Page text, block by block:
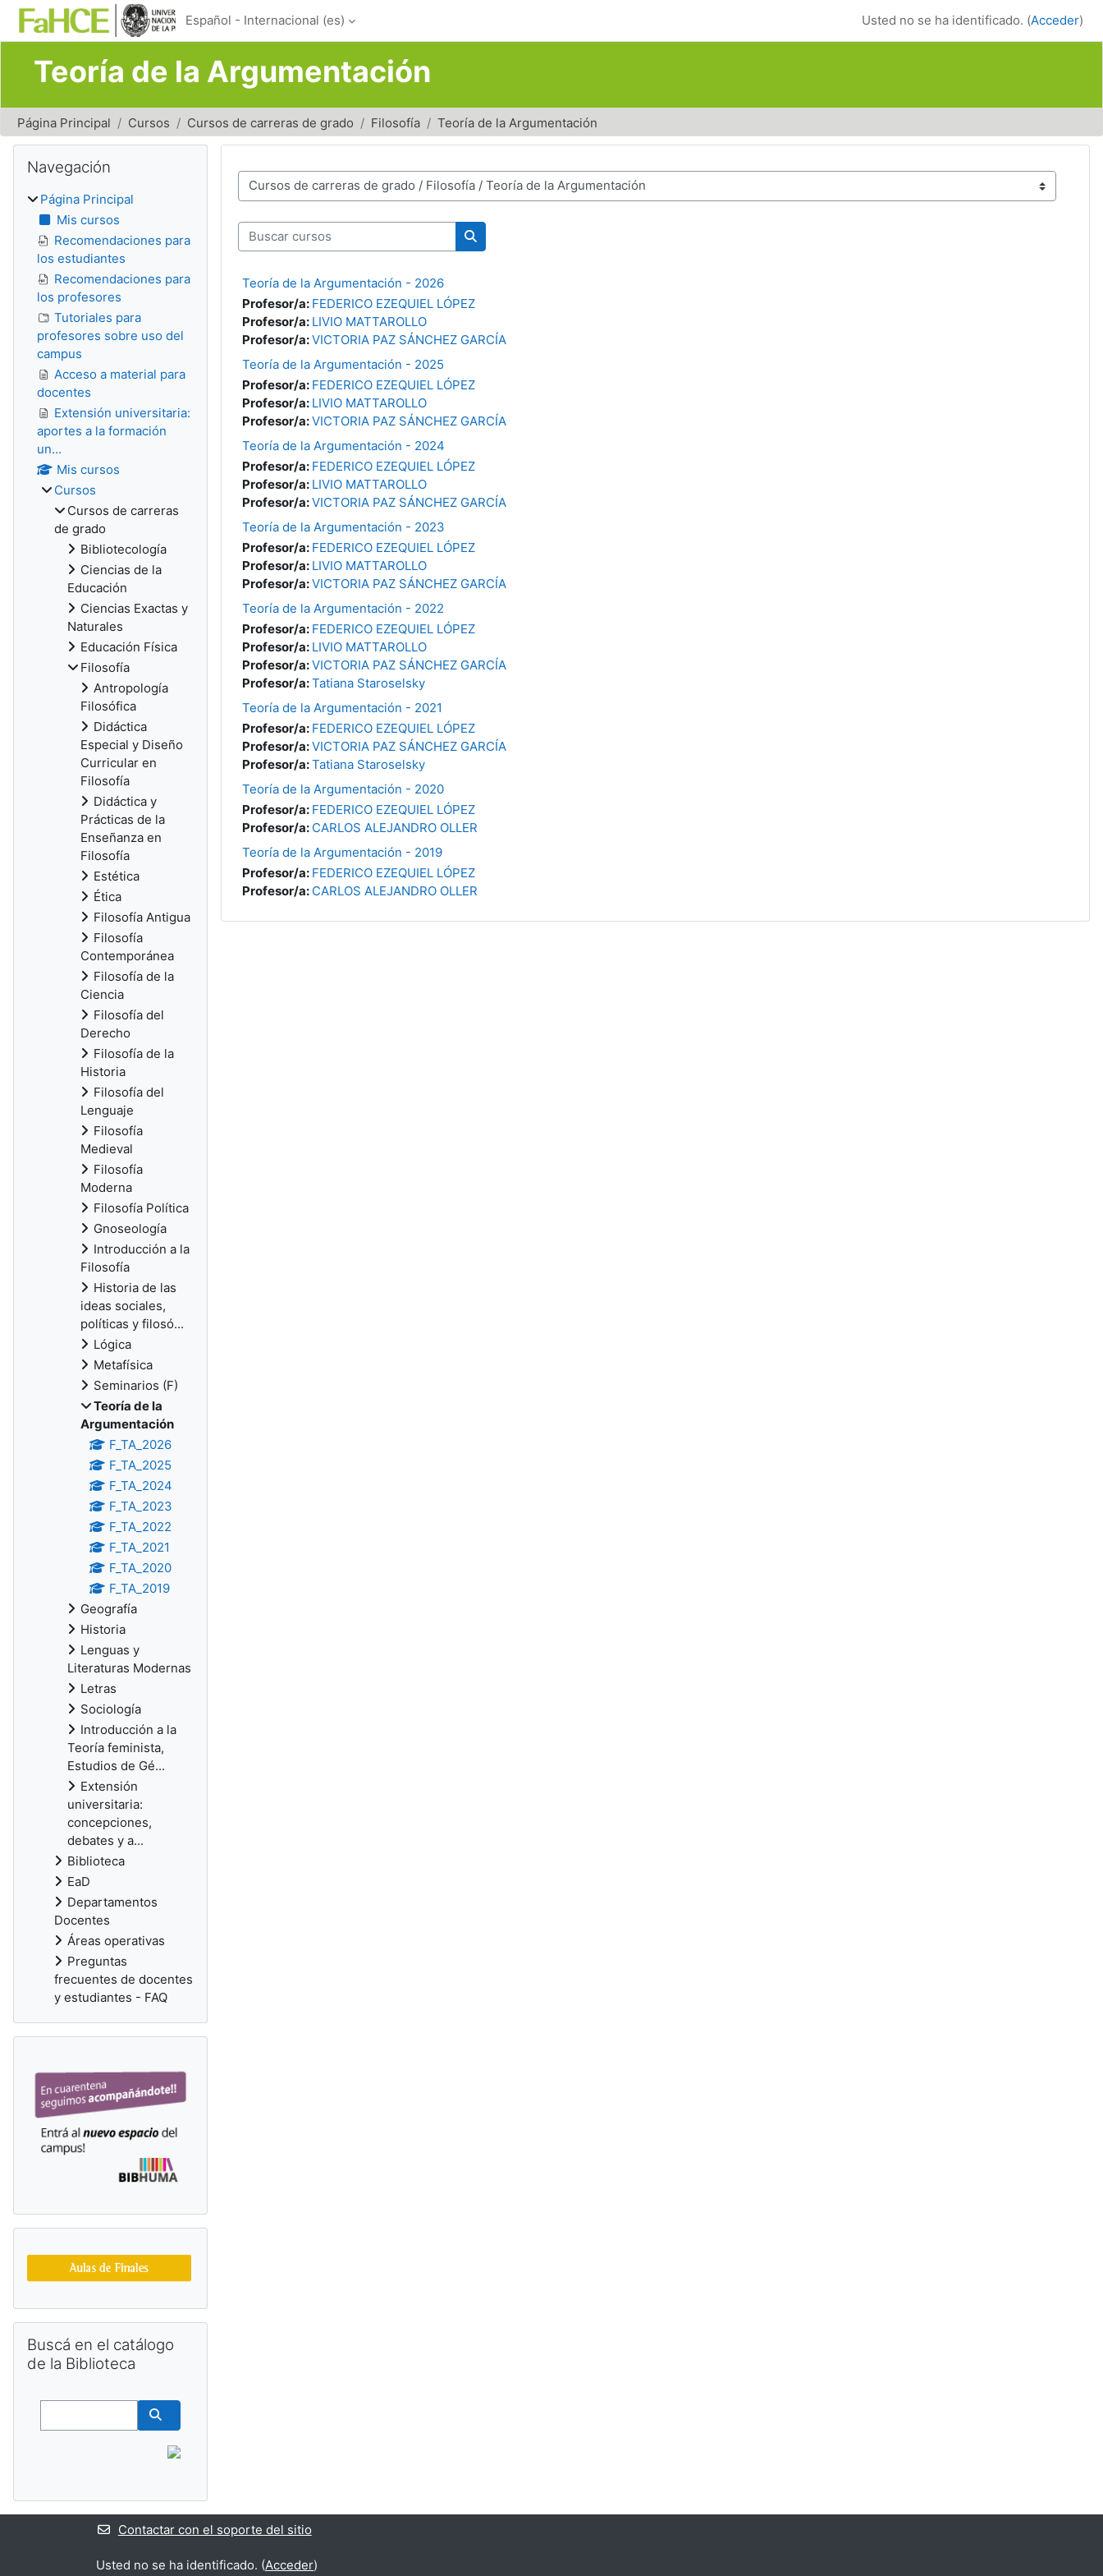
Salta al contenido principal
Español - Internacional ‎(es)‎ Usted no se ha identificado. (Acceder)
Teoría de la Argumentación
Página Principal Cursos Cursos de carreras de grado Filosofía Teoría de la Argumentación
Categorías
Buscar cursos
Buscar cursos
Teoría de la Argumentación - 2026
Profesor/a: FEDERICO EZEQUIEL LÓPEZ
Profesor/a: LIVIO MATTAROLLO
Profesor/a:VICTORIA PAZ SÁNCHEZ GARCÍA
Teoría de la Argumentación - 2025
Profesor/a: FEDERICO EZEQUIEL LÓPEZ
Profesor/a: LIVIO MATTAROLLO
Profesor/a:VICTORIA PAZ SÁNCHEZ GARCÍA
Teoría de la Argumentación - 2024
Profesor/a: FEDERICO EZEQUIEL LÓPEZ
Profesor/a: LIVIO MATTAROLLO
Profesor/a:VICTORIA PAZ SÁNCHEZ GARCÍA
Teoría de la Argumentación - 2023
Profesor/a: FEDERICO EZEQUIEL LÓPEZ
Profesor/a: LIVIO MATTAROLLO
Profesor/a:VICTORIA PAZ SÁNCHEZ GARCÍA
Teoría de la Argumentación - 2022
Profesor/a: FEDERICO EZEQUIEL LÓPEZ
Profesor/a: LIVIO MATTAROLLO
Profesor/a:VICTORIA PAZ SÁNCHEZ GARCÍA
Profesor/a:Tatiana Staroselsky
Teoría de la Argumentación - 2021
Profesor/a: FEDERICO EZEQUIEL LÓPEZ
Profesor/a:VICTORIA PAZ SÁNCHEZ GARCÍA
Profesor/a:Tatiana Staroselsky
Teoría de la Argumentación - 2020
Profesor/a: FEDERICO EZEQUIEL LÓPEZ
Profesor/a: CARLOS ALEJANDRO OLLER
Teoría de la Argumentación - 2019
Profesor/a: FEDERICO EZEQUIEL LÓPEZ
Profesor/a: CARLOS ALEJANDRO OLLER
Bloques
Navegación
Página Principal
Mis cursos
Recomendaciones para
los estudiantes
Recomendaciones para
los profesores
Tutoriales para
profesores sobre uso del
campus
Acceso a material para
docentes
Extensión universitaria:
aportes a la formación
un...
Mis cursos
Cursos
Cursos de carreras
de grado
Bibliotecología
Ciencias de la
Educación
Ciencias Exactas y
Naturales
Educación Física
Filosofía
Antropología
Filosófica
Didáctica
Especial y Diseño
Curricular en
Filosofía
Didáctica y
Prácticas de la
Enseñanza en
Filosofía
Estética
Ética
Filosofía Antigua
Filosofía
Contemporánea
Filosofía de la
Ciencia
Filosofía del
Derecho
Filosofía de la
Historia
Filosofía del
Lenguaje
Filosofía
Medieval
Filosofía
Moderna
Filosofía Política
Gnoseología
Introducción a la
Filosofía
Historia de las
ideas sociales,
políticas y filosó...
Lógica
Metafísica
Seminarios (F)
Teoría de la
Argumentación
F_TA_2026
F_TA_2025
F_TA_2024
F_TA_2023
F_TA_2022
F_TA_2021
F_TA_2020
F_TA_2019
Geografía
Historia
Lenguas y
Literaturas Modernas
Letras
Sociología
Introducción a la
Teoría feminista,
Estudios de Gé...
Extensión
universitaria:
concepciones,
debates y a...
Biblioteca
EaD
Departamentos
Docentes
Áreas operativas
Preguntas
frecuentes de docentes
y estudiantes - FAQ
Buscá en el catálogo
de la Biblioteca
Buscar
Buscar cursos
Contactar con el soporte del sitio
Usted no se ha identificado. (Acceder)